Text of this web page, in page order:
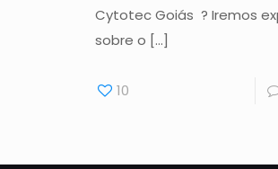
Cytotec Goiás ? Iremos
sobre o […]
10